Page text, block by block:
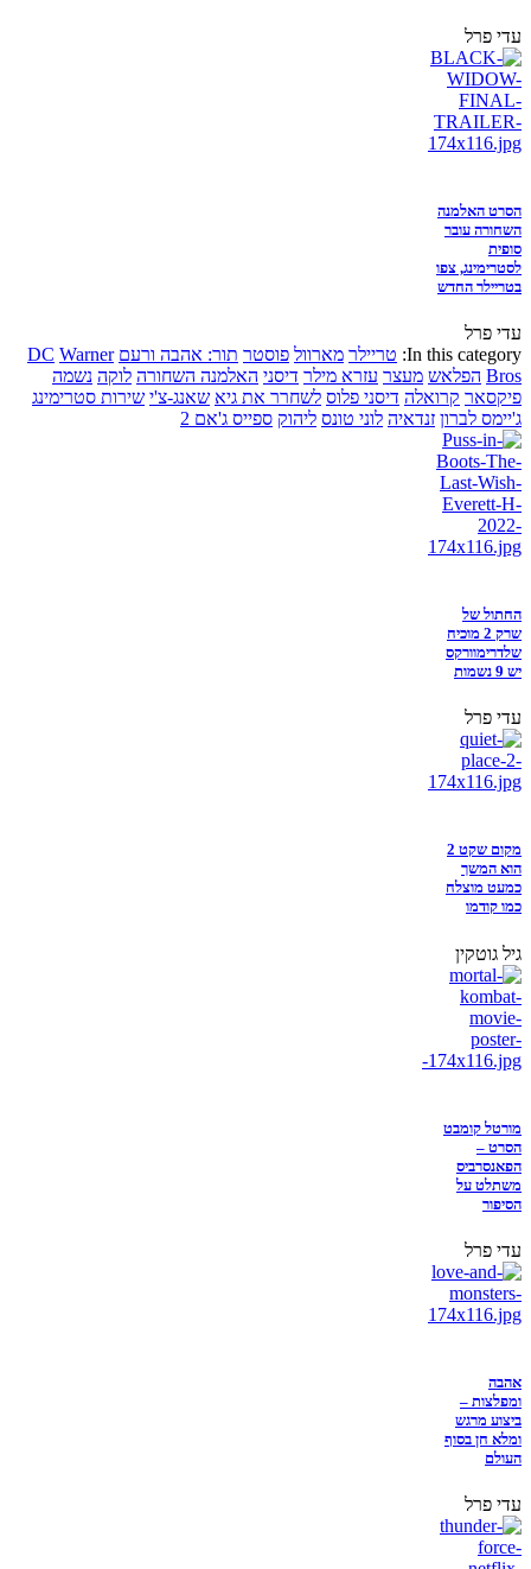
עדי פרל
הסרט האלמנה
השחורה עובר
סופית
לסטרימינג, צפו
בטריילר החדש
עדי פרל
In this category: טריילר מארוול פוסטר תור: אהבה ורעם DC Warner
Bros הפלאש מעצר עזרא מילר דיסני האלמנה השחורה לוקה נשמה
פיקסאר קרואלה דיסני פלוס לשחרר את גיא שאנג-צ'י שירות סטרימינג
ג'יימס לברון זנדאיה לוני טונס ליהוק ספייס ג'אם 2
החתול של
שרק 2 מוכיח
שלדרימוורקס
יש 9 נשמות
עדי פרל
מקום שקט 2
הוא המשך
כמעט מוצלח
כמו קודמו
גיל גוטקין
מורטל קומבט
הסרט –
הפאנסרביס
משתלט על
הסיפור
עדי פרל
אהבה
ומפלצות –
ביצוע מרגש
ומלא חן בסוף
העולם
עדי פרל